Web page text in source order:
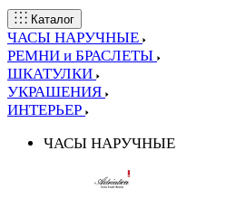
Каталог
ЧАСЫ НАРУЧНЫЕ
РЕМНИ и БРАСЛЕТЫ
ШКАТУЛКИ
УКРАШЕНИЯ
ИНТЕРЬЕР
ЧАСЫ НАРУЧНЫЕ